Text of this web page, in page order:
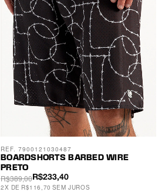
BOARDSHORTS BARBED WIRE
PRETO
R$233,40
R$389,00
2X DE R$116,70 SEM JUROS
REF. 7900121030487